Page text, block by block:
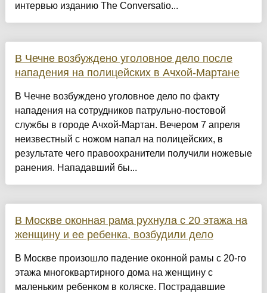
интервью изданию The Conversatio...
В Чечне возбуждено уголовное дело после
нападения на полицейских в Ачхой-Мартане
В Чечне возбуждено уголовное дело по факту
нападения на сотрудников патрульно-постовой
службы в городе Ачхой-Мартан. Вечером 7 апреля
неизвестный с ножом напал на полицейских, в
результате чего правоохранители получили ножевые
ранения. Нападавший бы...
В Москве оконная рама рухнула с 20 этажа на
женщину и ее ребенка, возбудили дело
В Москве произошло падение оконной рамы с 20-го
этажа многоквартирного дома на женщину с
маленьким ребенком в коляске. Пострадавшие